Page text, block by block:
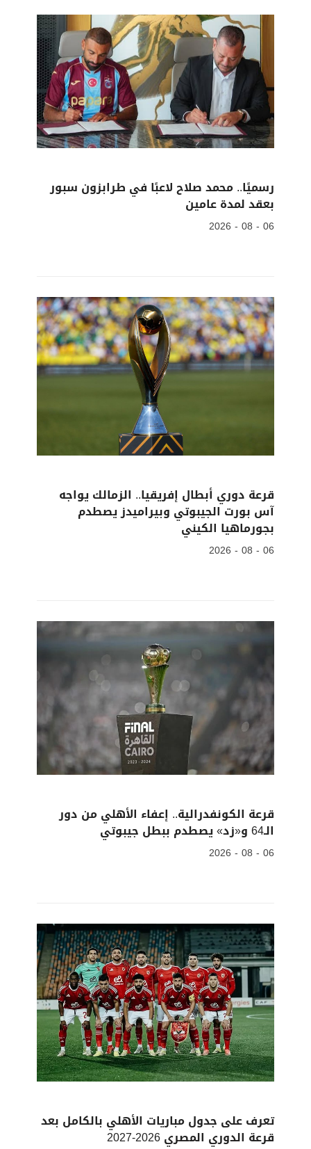
رسميًا.. محمد صلاح لاعبًا في طرابزون سبور
بعقد لمدة عامين
06 - 08 - 2026
قرعة دوري أبطال إفريقيا.. الزمالك يواجه
آس بورت الجيبوتي وبيراميدز يصطدم
بجورماهيا الكيني
06 - 08 - 2026
قرعة الكونفدرالية.. إعفاء الأهلي من دور
الـ64 و«زد» يصطدم ببطل جيبوتي
06 - 08 - 2026
تعرف على جدول مباريات الأهلي بالكامل بعد
قرعة الدوري المصري 2026-2027